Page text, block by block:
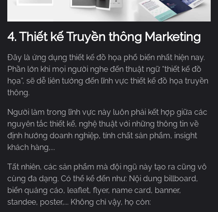
4.Thiết kế Truyền thông Marketing
Đây là ứng dụng thiết kế đồ họa phổ biến nhất hiện nay.
Phần lớn khi mọi người nghe đến thuật ngữ “thiết kế đồ
họa”, sẽ dễ liên tưởng đến lĩnh vực thiết kế đồ họa truyền
thông.
Người làm trong lĩnh vực này luôn phải kết hợp giữa các
nguyên tắc thiết kế, nghệ thuật với những thông tin về
định hướng doanh nghiệp, tính chất sản phẩm, insight
khách hàng,...
Tất nhiên, các sản phẩm mà đội ngũ này tạo ra cũng vô
cùng đa dạng. Có thể kể đến như: Nội dung billboard,
biển quảng cáo, leaflet, flyer, name card, banner,
standee, poster,... Không chỉ vậy, họ còn: